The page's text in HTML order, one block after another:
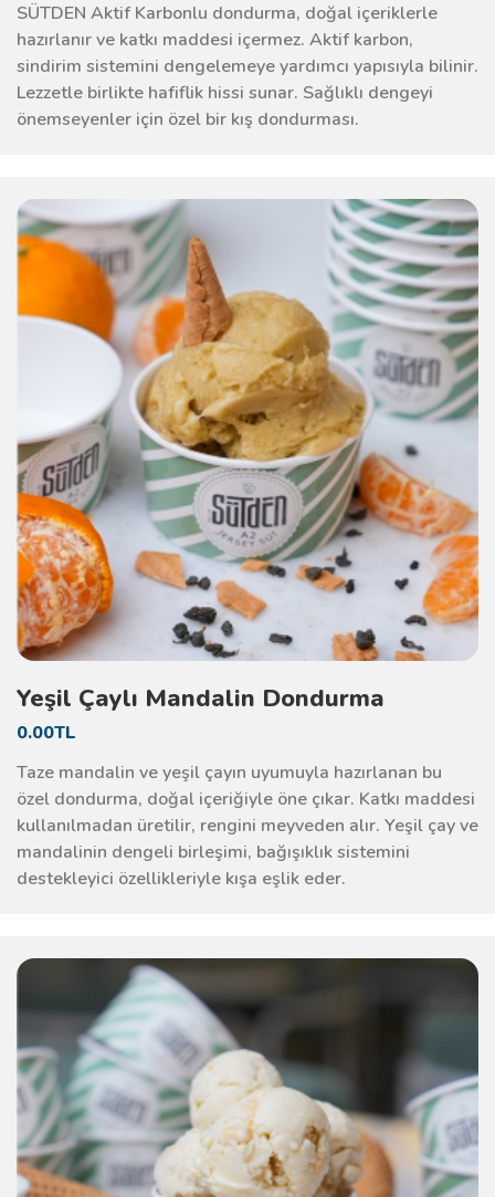
SÜTDEN Aktif Karbonlu dondurma, doğal içeriklerle
hazırlanır ve katkı maddesi içermez. Aktif karbon,
sindirim sistemini dengelemeye yardımcı yapısıyla bilinir.
Lezzetle birlikte hafiflik hissi sunar. Sağlıklı dengeyi
önemseyenler için özel bir kış dondurması.
Yeşil Çaylı Mandalin Dondurma
0.00TL
Taze mandalin ve yeşil çayın uyumuyla hazırlanan bu
özel dondurma, doğal içeriğiyle öne çıkar. Katkı maddesi
kullanılmadan üretilir, rengini meyveden alır. Yeşil çay ve
mandalinin dengeli birleşimi, bağışıklık sistemini
destekleyici özellikleriyle kışa eşlik eder.